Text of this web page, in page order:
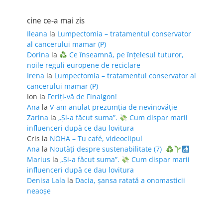
cine ce-a mai zis
Ileana la Lumpectomia – tratamentul conservator
al cancerului mamar (P)
Dorina la
Ce înseamnă, pe înțelesul tuturor,
noile reguli europene de reciclare
Irena la Lumpectomia – tratamentul conservator al
cancerului mamar (P)
Ion la Feriţi-vă de Finalgon!
Ana la V-am anulat prezumția de nevinovăție
Zarina la „Și-a făcut suma”.
Cum dispar marii
influenceri după ce dau lovitura
Cris la NOHA – Tu café, videoclipul
Ana la Noutăți despre sustenabilitate (7)
Marius la „Și-a făcut suma”.
Cum dispar marii
influenceri după ce dau lovitura
Denisa Lala la Dacia, șansa ratată a onomasticii
neaoșe